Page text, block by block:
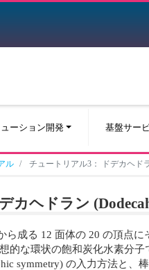
ーション開発 基盤サー
ル チュートリアル3： ドデカヘド
カヘドラン
ら成る 12 面体の 20 の頂点
的な環状の飽和炭化水素分
symmetry) の入力方法と、